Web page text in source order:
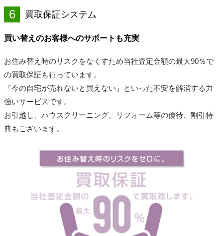
6 買取保証システム
買い替えのお客様へのサポートも充実
お住み替え時のリスクをなくすため当社査定金額の最大90％で
の買取保証も行っています。
『今の自宅が売れないと買えない』といった不安を解消する力
強いサービスです。
お引越し、ハウスクリーニング、リフォーム等の優待、割引特
典もございます。